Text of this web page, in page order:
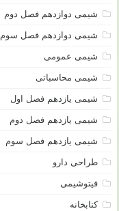
شیمی دوازدهم فصل دوم
شیمی دوازدهم فصل سوم
شیمی عمومی
شیمی محاسباتی
شیمی یازدهم فصل اول
شیمی یازدهم فصل دوم
شیمی یازدهم فصل سوم
طراحی دارو
فیتوشیمی
کتابخانه